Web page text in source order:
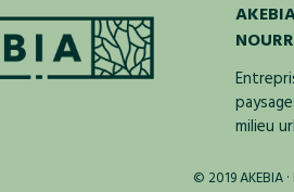
milieu
© 2019 AKEBIA